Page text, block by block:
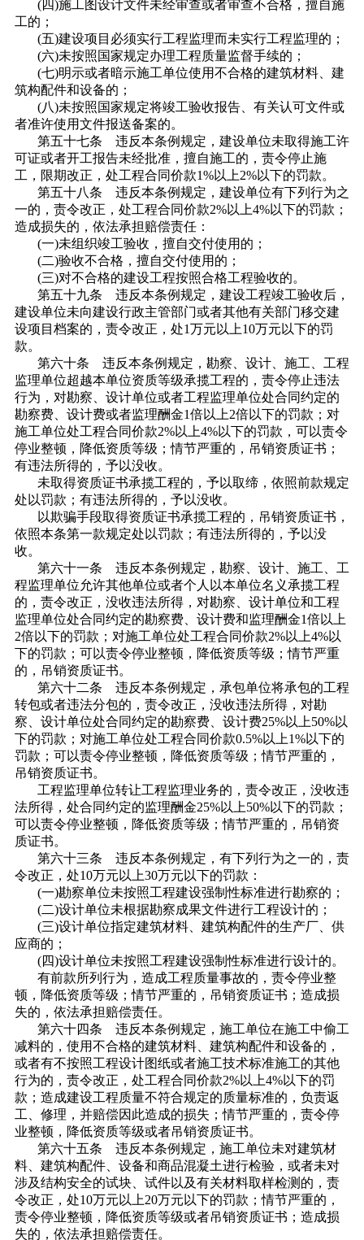
(四)施工图设计文件未经审查或者审查不合格，擅自施
工的；
(五)建设项目必须实行工程监理而未实行工程监理的；
(六)未按照国家规定办理工程质量监督手续的；
(七)明示或者暗示施工单位使用不合格的建筑材料、建
筑构配件和设备的；
(八)未按照国家规定将竣工验收报告、有关认可文件或
者准许使用文件报送备案的。
第五十七条 违反本条例规定，建设单位未取得施工许
可证或者开工报告未经批准，擅自施工的，责令停止施
工，限期改正，处工程合同价款1%以上2%以下的罚款。
第五十八条 违反本条例规定，建设单位有下列行为之
一的，责令改正，处工程合同价款2%以上4%以下的罚款；
造成损失的，依法承担赔偿责任：
(一)未组织竣工验收，擅自交付使用的；
(二)验收不合格，擅自交付使用的；
(三)对不合格的建设工程按照合格工程验收的。
第五十九条 违反本条例规定，建设工程竣工验收后，
建设单位未向建设行政主管部门或者其他有关部门移交建
设项目档案的，责令改正，处1万元以上10万元以下的罚
款。
第六十条 违反本条例规定，勘察、设计、施工、工程
监理单位超越本单位资质等级承揽工程的，责令停止违法
行为，对勘察、设计单位或者工程监理单位处合同约定的
勘察费、设计费或者监理酬金1倍以上2倍以下的罚款；对
施工单位处工程合同价款2%以上4%以下的罚款，可以责令
停业整顿，降低资质等级；情节严重的，吊销资质证书；
有违法所得的，予以没收。
未取得资质证书承揽工程的，予以取缔，依照前款规定
处以罚款；有违法所得的，予以没收。
以欺骗手段取得资质证书承揽工程的，吊销资质证书，
依照本条第一款规定处以罚款；有违法所得的，予以没
收。
第六十一条 违反本条例规定，勘察、设计、施工、工
程监理单位允许其他单位或者个人以本单位名义承揽工程
的，责令改正，没收违法所得，对勘察、设计单位和工程
监理单位处合同约定的勘察费、设计费和监理酬金1倍以上
2倍以下的罚款；对施工单位处工程合同价款2%以上4%以
下的罚款；可以责令停业整顿，降低资质等级；情节严重
的，吊销资质证书。
第六十二条 违反本条例规定，承包单位将承包的工程
转包或者违法分包的，责令改正，没收违法所得，对勘
察、设计单位处合同约定的勘察费、设计费25%以上50%以
下的罚款；对施工单位处工程合同价款0.5%以上1%以下的
罚款；可以责令停业整顿，降低资质等级；情节严重的，
吊销资质证书。
工程监理单位转让工程监理业务的，责令改正，没收违
法所得，处合同约定的监理酬金25%以上50%以下的罚款；
可以责令停业整顿，降低资质等级；情节严重的，吊销资
质证书。
第六十三条 违反本条例规定，有下列行为之一的，责
令改正，处10万元以上30万元以下的罚款：
(一)勘察单位未按照工程建设强制性标准进行勘察的；
(二)设计单位未根据勘察成果文件进行工程设计的；
(三)设计单位指定建筑材料、建筑构配件的生产厂、供
应商的；
(四)设计单位未按照工程建设强制性标准进行设计的。
有前款所列行为，造成工程质量事故的，责令停业整
顿，降低资质等级；情节严重的，吊销资质证书；造成损
失的，依法承担赔偿责任。
第六十四条 违反本条例规定，施工单位在施工中偷工
减料的，使用不合格的建筑材料、建筑构配件和设备的，
或者有不按照工程设计图纸或者施工技术标准施工的其他
行为的，责令改正，处工程合同价款2%以上4%以下的罚
款；造成建设工程质量不符合规定的质量标准的，负责返
工、修理，并赔偿因此造成的损失；情节严重的，责令停
业整顿，降低资质等级或者吊销资质证书。
第六十五条 违反本条例规定，施工单位未对建筑材
料、建筑构配件、设备和商品混凝土进行检验，或者未对
涉及结构安全的试块、试件以及有关材料取样检测的，责
令改正，处10万元以上20万元以下的罚款；情节严重的，
责令停业整顿，降低资质等级或者吊销资质证书；造成损
失的，依法承担赔偿责任。